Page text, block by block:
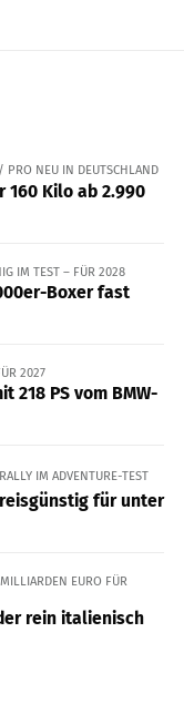
PRO NEU IN DEUTSCHLAND
160 Kilo ab 2.990
IM TEST – FÜR 2028
Boxer fast
2027
218 PS vom BMW-
IM ADVENTURE-TEST
für unter
EURO FÜR
rein italienisch